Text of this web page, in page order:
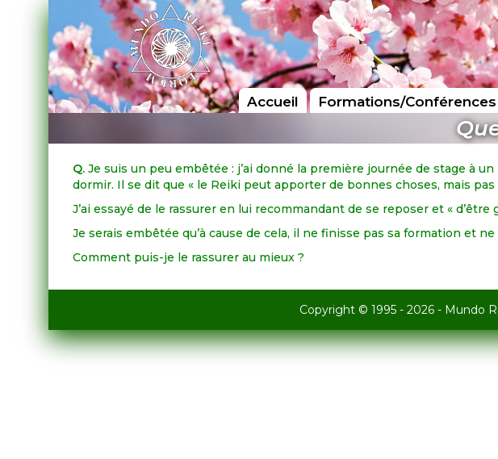
Accueil Formations/Conférences
Q. Je suis un peu embêtée : j’ai donné la première journée de stage à
dormir. Il se dit que « le Reiki peut apporter de bonnes choses, mais pas
J’ai essayé de le rassurer en lui recommandant de se reposer et « d’être
Je serais embêtée qu’à cause de cela, il ne finisse pas sa formation et
Comment puis-je le rassurer au mieux ?
Copyright © 1995 - 2026 - Mundo